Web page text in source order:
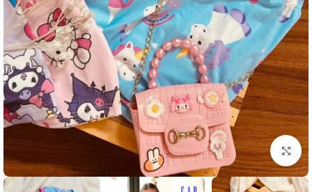
بزرگنمایی تصویر